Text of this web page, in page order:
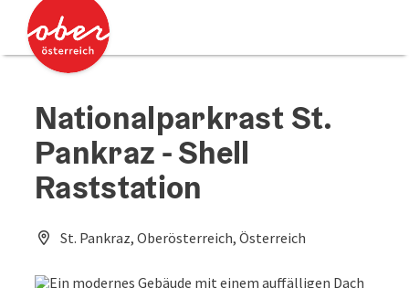
Zum Inhalt
Zum Seitenanfang
Nationalparkrast St.
Pankraz - Shell
Raststation
St. Pankraz, Oberösterreich, Österreich